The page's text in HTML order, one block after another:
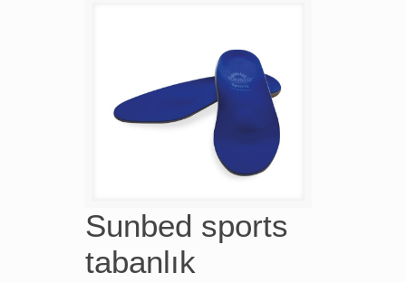
Sunbed sports
tabanlık